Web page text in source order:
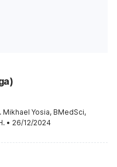
Mikhael Yosia, BMedSci,
• 26/12/2024